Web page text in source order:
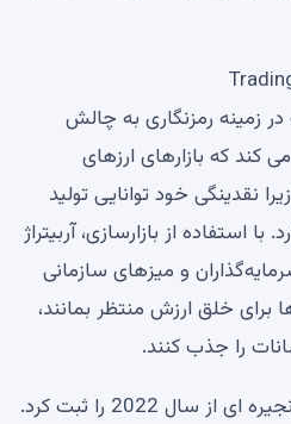
زمینه رمزنگاری به چالش
کند که بازارهای ارزهای
نقدینگی خود توانایی تولید
با استفاده از بازارسازی، آربیتراژ
و میزهای سازمانی
برای خلق ارزش منتظر بمانند،
را جذب کنند.
XRP بزرگترین افزایش زیان زنجیره ای از سال 2022 را ثبت کرد.